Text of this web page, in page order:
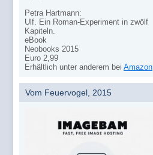
Petra Hartmann:
Ulf. Ein Roman-Experiment in zwölf
Kapiteln.
eBook
Neobooks 2015
Euro 2,99
Erhältlich unter anderem bei Amazon
Vom Feuervogel, 2015